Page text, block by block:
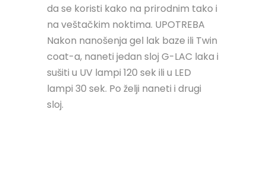
da se koristi kako na prirodnim tako i
na veštačkim noktima. UPOTREBA
Nakon nanošenja gel lak baze ili Twin
coat-a, naneti jedan sloj G-LAC laka i
sušiti u UV lampi 120 sek ili u LED
lampi 30 sek. Po želji naneti i drugi
sloj.